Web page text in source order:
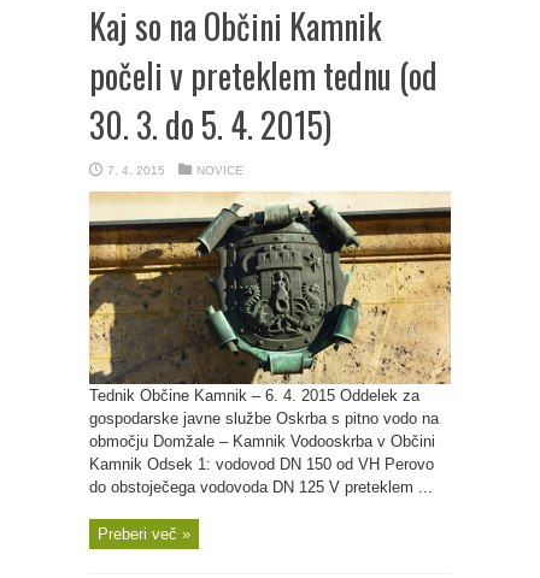
Kaj so na Občini Kamnik
počeli v preteklem tednu (od
30. 3. do 5. 4. 2015)
7. 4. 2015 NOVICE
Tednik Občine Kamnik – 6. 4. 2015 Oddelek za
gospodarske javne službe Oskrba s pitno vodo na
območju Domžale – Kamnik Vodooskrba v Občini
Kamnik Odsek 1: vodovod DN 150 od VH Perovo
do obstoječega vodovoda DN 125 V preteklem ...
Preberi več »